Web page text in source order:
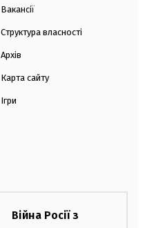
Вакансії
Структура власності
Архів
Карта сайту
Ігри
Війна Росії з